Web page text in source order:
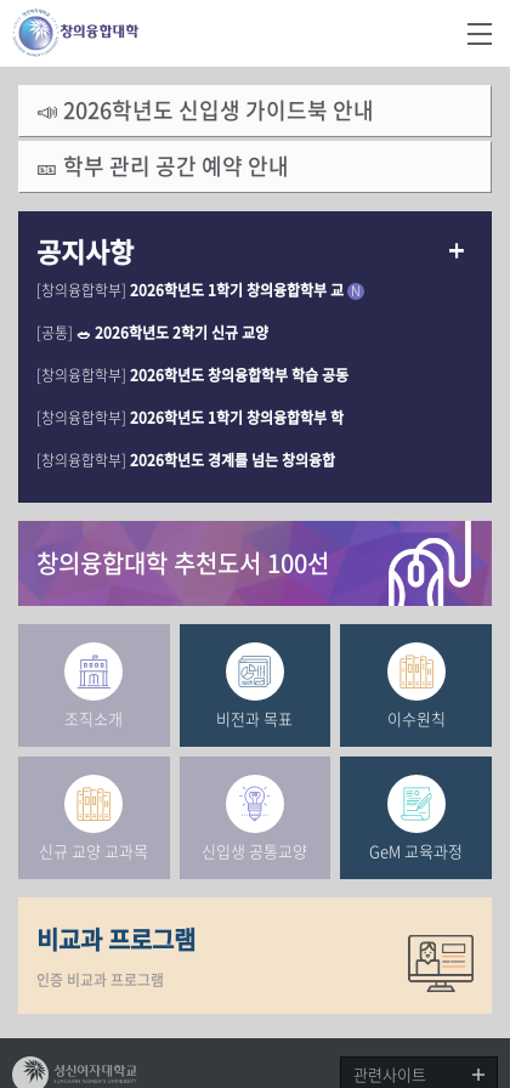
📣 2026학년도 신입생 가이드북 안내
🎫 학부 관리 공간 예약 안내
공지사항
[창의융합학부] 2026학년도 1학기 창의융합학부 교 N
[공통] 🥗 2026학년도 2학기 신규 교양
[창의융합학부] 2026학년도 창의융합학부 학습 공동
[창의융합학부] 2026학년도 1학기 창의융합학부 학
[창의융합학부] 2026학년도 경계를 넘는 창의융합
창의융합대학 추천도서 100선
조직소개 비전과 목표 이수원칙
신규 교양 교과목 신입생 공통교양 GeM 교육과정
비교과 프로그램
인증 비교과 프로그램
관련사이트